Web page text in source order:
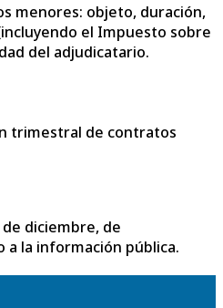
menores: objeto, duración,
el Impuesto sobre
del adjudicatario.
trimestral de contratos
de diciembre, de
a la información pública.